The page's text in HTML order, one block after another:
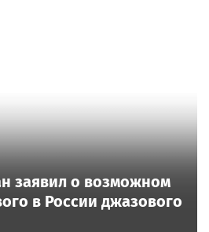
заявил о возможном
в России джазового